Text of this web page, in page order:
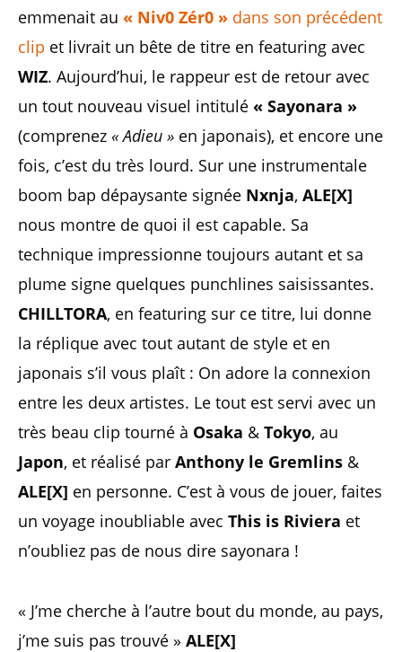
emmenait au « Niv0 Zér0 » dans son précédent
clip et livrait un bête de titre en featuring avec
WIZ. Aujourd’hui, le rappeur est de retour avec
un tout nouveau visuel intitulé « Sayonara »
(comprenez « Adieu » en japonais), et encore une
fois, c’est du très lourd. Sur une instrumentale
boom bap dépaysante signée Nxnja, ALE[X]
nous montre de quoi il est capable. Sa
technique impressionne toujours autant et sa
plume signe quelques punchlines saisissantes.
CHILLTORA, en featuring sur ce titre, lui donne
la réplique avec tout autant de style et en
japonais s’il vous plaît : On adore la connexion
entre les deux artistes. Le tout est servi avec un
très beau clip tourné à Osaka & Tokyo, au
Japon, et réalisé par Anthony le Gremlins &
ALE[X] en personne. C’est à vous de jouer, faites
un voyage inoubliable avec This is Riviera et
n’oubliez pas de nous dire sayonara !
« J’me cherche à l’autre bout du monde, au pays,
j’me suis pas trouvé » ALE[X]